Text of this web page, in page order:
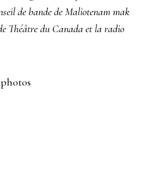
de bande de Maliotenam mak
Théâtre du Canada et la radio